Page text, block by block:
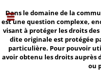
Dans le domaine de la
est une question complexe,
visant à protéger les droits
dite originale est protégée
particulière. Pour pouvoir
avoir obtenu les droits auprès
ou